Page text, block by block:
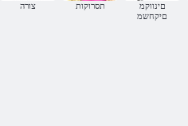
צורה תסרוקות
םינווקמ
םיקחשמ